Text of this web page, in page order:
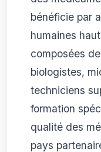
bénéficie par
humaines
composées
biologistes,
techniciens
formation
qualité des
pays